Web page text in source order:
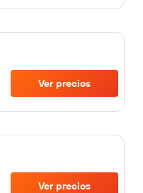
Ver precios
Ver precios